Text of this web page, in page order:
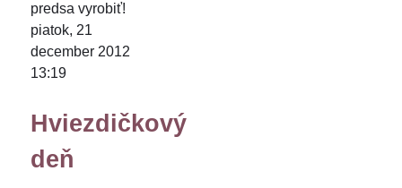
predsa vyrobiť!
piatok, 21
december 2012
13:19
Hviezdičkový
deň